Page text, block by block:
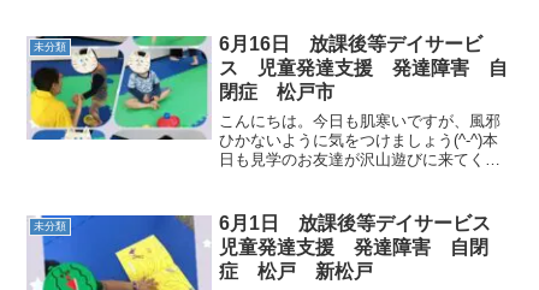
も上手💗午後は公園に行きました✨砂遊
びとっ...
未分類
6月16日 放課後等デイサービ
ス 児童発達支援 発達障害 自
閉症 松戸市
こんにちは。今日も肌寒いですが、風邪
ひかないように気をつけましょう(^-^)本
日も見学のお友達が沢山遊びに来てくれ
た一緒に楽しく遊べるように…、待って
ます(#^.^#)
未分類
6月1日 放課後等デイサービス
児童発達支援 発達障害 自閉
症 松戸 新松戸